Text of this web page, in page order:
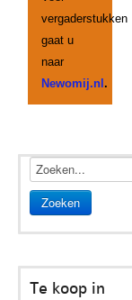
vergaderstukken
gaat u
naar
Newomij.nl.
Zoeken
Te koop in